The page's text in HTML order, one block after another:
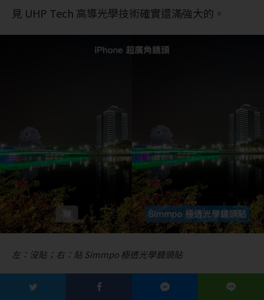
見 UHP Tech 高導光學技術確實還滿強大的。
左：沒貼；右：貼 Simmpo 極透光學鏡頭貼